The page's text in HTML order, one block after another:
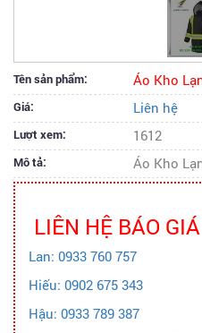
Tên sản phẩm: Áo Kho
Giá: Liên hệ
Lượt xem: 1612
Mô tả: Áo Kho
LIÊN HỆ BÁO
Lan: 0933 760 757
Hiếu: 0902 675 343
Hậu: 0933 789 387